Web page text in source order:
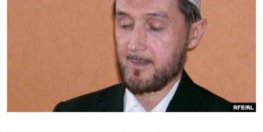
Озодлик бошқа тилларда